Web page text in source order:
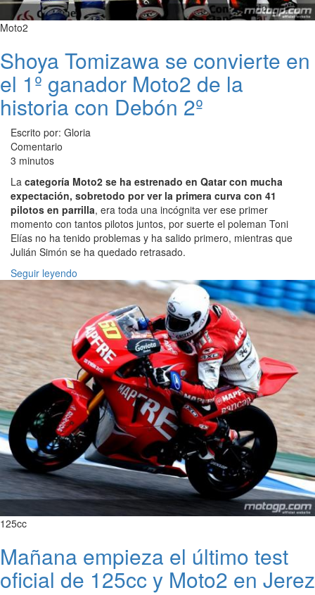
Moto2
Shoya Tomizawa se convierte en
el 1º ganador Moto2 de la
historia con Debón 2º
Escrito por: Gloria
Comentario
3 minutos
La categoría Moto2 se ha estrenado en Qatar con mucha
expectación, sobretodo por ver la primera curva con 41
pilotos en parrilla, era toda una incógnita ver ese primer
momento con tantos pilotos juntos, por suerte el poleman Toni
Elías no ha tenido problemas y ha salido primero, mientras que
Julián Simón se ha quedado retrasado.
Seguir leyendo
125cc
Mañana empieza el último test
oficial de 125cc y Moto2 en Jerez